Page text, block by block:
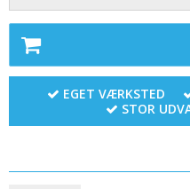
EGET VÆRKSTED
STOR